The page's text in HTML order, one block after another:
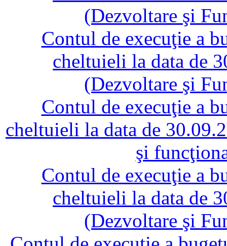
(Dezvoltare şi
Contul de execuţie a
cheltuieli la data de
(Dezvoltare şi
Contul de execuţie a
cheltuieli la data de
şi
Contul de execuţie a
cheltuieli la data de
(Dezvoltare şi